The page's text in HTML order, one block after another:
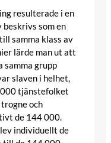
resulterade i en
beskrivs som en
samma klass av
lärde man ut att
samma grupp
slaven i helhet,
tjänstefolket
och
de 144 000.
individuellt de